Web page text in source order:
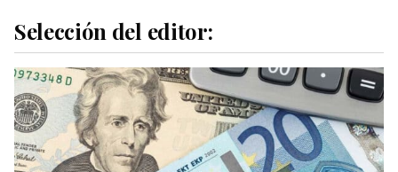
Selección del editor: